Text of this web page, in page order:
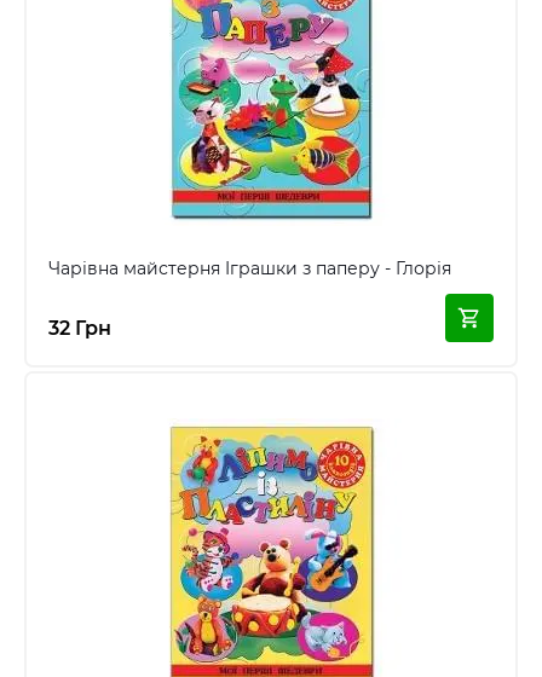
Чарівна майстерня Iграшки з паперу - Глорія
32 Грн